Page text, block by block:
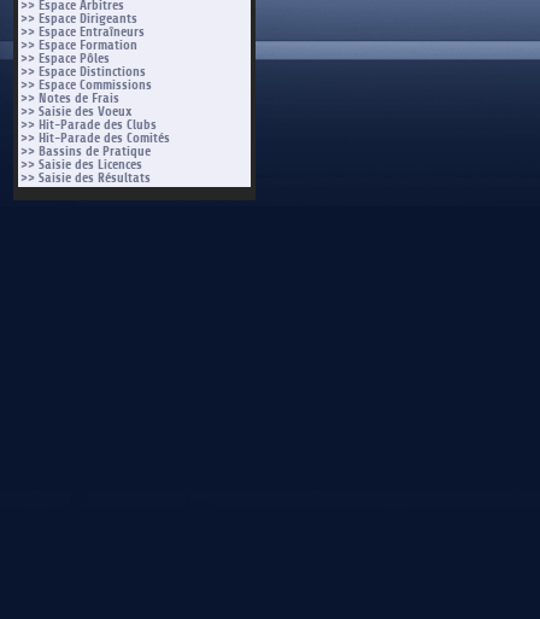
>> Espace Arbitres
>> Espace Dirigeants
>> Espace Entraîneurs
>> Espace Formation
>> Espace Pôles
>> Espace Distinctions
>> Espace Commissions
>> Notes de Frais
>> Saisie des Voeux
>> Hit-Parade des Clubs
>> Hit-Parade des Comités
>> Bassins de Pratique
>> Saisie des Licences
>> Saisie des Résultats